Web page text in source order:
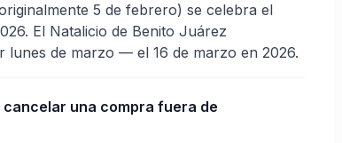
5 de febrero) se celebra el
El Natalicio de Benito Juárez
lunes de marzo — el 16 de marzo en 2026.
cancelar una compra fuera de